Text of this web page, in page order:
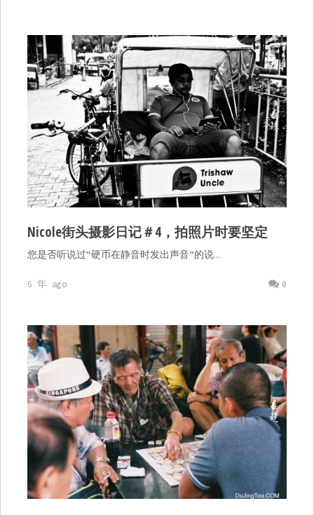
Nicole街头摄影日记＃4，拍照片时要坚定
您是否听说过“硬币在静音时发出声音”的说…
0
6 年 ago